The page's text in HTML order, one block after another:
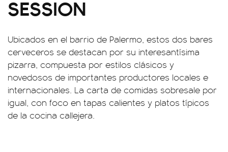
SESSION
Ubicados en el barrio de Palermo, estos dos bares
cerveceros se destacan por su interesantísima
pizarra, compuesta por estilos clásicos y
novedosos de importantes productores locales e
internacionales. La carta de comidas sobresale por
igual, con foco en tapas calientes y platos típicos
de la cocina callejera.